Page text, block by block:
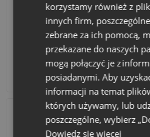
Kalendarze adwentowe
korzystamy również z
innych firm,
zebrane za ich pomocą,
przekazane do naszych
mogą połączyć je z
posiadanymi. Aby
informacji na temat
których używamy, lub
poszczególne, wybierz
Dowiedz się więcej